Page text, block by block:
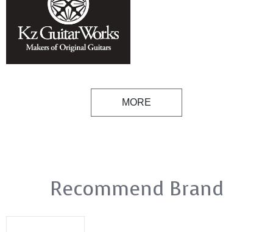
MORE
Recommend Brand